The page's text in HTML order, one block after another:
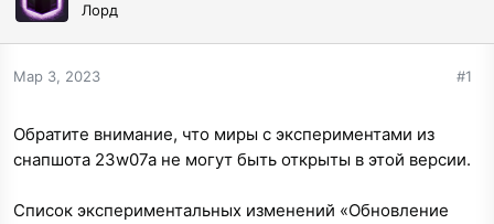
т
е
м
ч
Лорд
Мар 3, 2023 #1
Обратите внимание, что миры с экспериментами из
снапшота 23w07a не могут быть открыты в этой версии.
Список экспериментальных изменений «Обновление